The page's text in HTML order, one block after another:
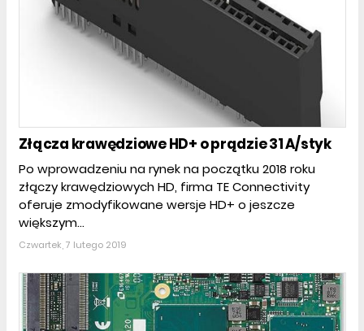
Złącza krawędziowe HD+ o prądzie 31 A/styk
Po wprowadzeniu na rynek na początku 2018 roku
złączy krawędziowych HD, firma TE Connectivity
oferuje zmodyfikowane wersje HD+ o jeszcze
większym...
Czwartek, 7 lutego 2019